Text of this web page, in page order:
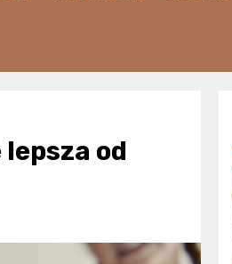
od